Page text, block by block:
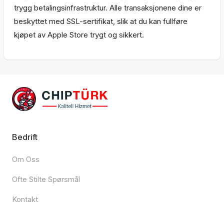
trygg betalingsinfrastruktur. Alle transaksjonene dine er
beskyttet med SSL-sertifikat, slik at du kan fullføre
kjøpet av Apple Store trygt og sikkert.
Bedrift
Om Oss
Ofte Stilte Spørsmål
Kontakt